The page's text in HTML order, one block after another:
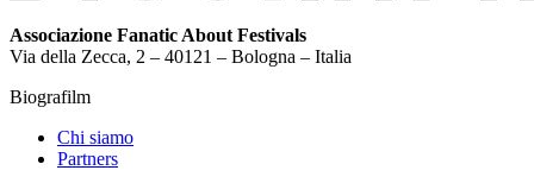
Associazione Fanatic About Festivals
Via della Zecca, 2 – 40121 – Bologna – Italia
Biografilm
Chi siamo
Partners